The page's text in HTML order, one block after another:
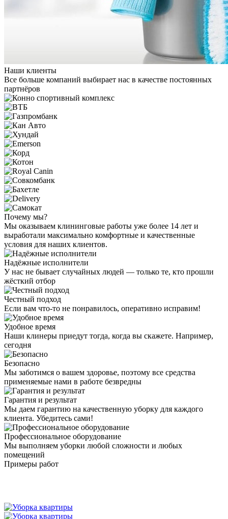
Наши клиенты
Все больше компаний выбирает нас в качестве постоянных
партнёров
Почему мы?
Мы оказываем клининговые работы уже более 14 лет и
выработали максимально комфортные и качественные
условия для наших клиентов.
Надёжные исполнители
У нас не бывает случайных людей — только те, кто прошли
жёсткий отбор
Честный подход
Если вам что-то не понравилось, оперативно исправим!
Удобное время
Наши клинеры приедут тогда, когда вы скажете. Например,
сегодня
Безопасно
Мы заботимся о вашем здоровье, поэтому все средства
применяемые нами в работе безвредны
Гарантия и результат
Мы даем гарантию на качественную уборку для каждого
клиента. Убедитесь сами!
Профессиональное оборудование
Мы выполняем уборки любой сложности и любых
помещений
Примеры работ